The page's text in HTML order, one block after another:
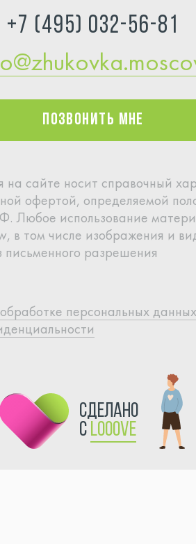
Позвонить мне
+7 (495) 032-56-81
на сайте носит справочный
офертой, определяемой
Любое использование
в том числе изображения и
письменного разрешения
персональных данных
сделано
сLooove